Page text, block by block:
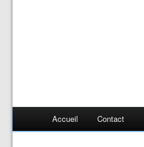
Accueil Contact